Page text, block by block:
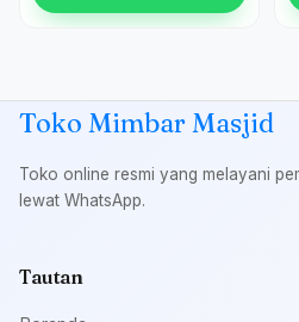
Toko Mimbar Masjid
Toko online resmi yang melayani
lewat WhatsApp.
Tautan